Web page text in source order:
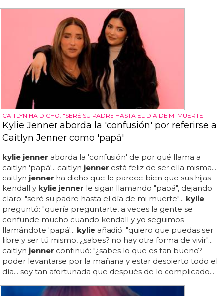
CAITLYN HA DICHO: "SERÉ SU PADRE HASTA EL DÍA DE MI MUERTE"
Kylie Jenner aborda la 'confusión' por referirse a
Caitlyn Jenner como 'papá'
kylie jenner aborda la 'confusión' de por qué llama a
caitlyn 'papá'... caitlyn jenner está feliz de ser ella misma...
caitlyn jenner ha dicho que le parece bien que sus hijas
kendall y kylie jenner le sigan llamando "papá", dejando
claro: "seré su padre hasta el día de mi muerte"... kylie
preguntó: "quería preguntarte, a veces la gente se
confunde mucho cuando kendall y yo seguimos
llamándote 'papá'... kylie añadió: "quiero que puedas ser
libre y ser tú mismo, ¿sabes? no hay otra forma de vivir"...
caitlyn jenner continuó: "¿sabes lo que es tan bueno?
poder levantarse por la mañana y estar despierto todo el
día... soy tan afortunada que después de lo complicado...